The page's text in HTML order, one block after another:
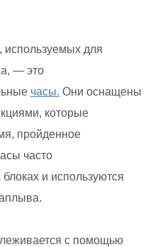
используемых для
— это
часы. Они оснащены
которые
пройденное
часто
и используются
с помощью